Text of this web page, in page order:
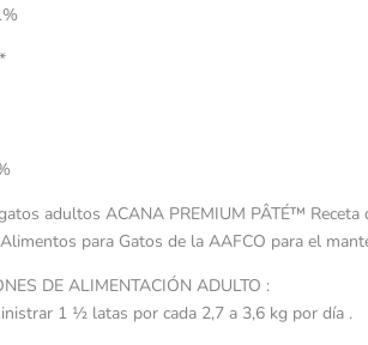
adultos ACANA PREMIUM PÂTÉ™
para Gatos de la AAFCO para el
DE ALIMENTACIÓN ADULTO :
1 ½ latas por cada 2,7 a 3,6 kg por día .